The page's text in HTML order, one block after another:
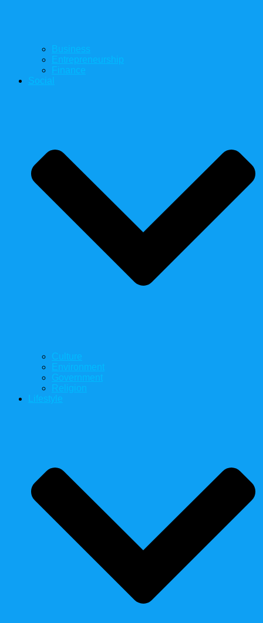
Business
Entrepreneurship
Finance
Social
Culture
Environment
Government
Religion
Lifestyle